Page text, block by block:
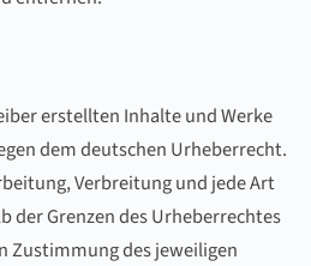
erstellten Inhalte und Werke
dem deutschen Urheberrecht.
Verbreitung und jede Art
der Grenzen des Urheberrechtes
Zustimmung des jeweiligen